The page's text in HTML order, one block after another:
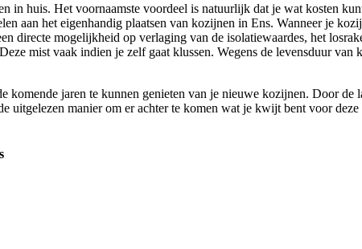
in huis. Het voornaamste voordeel is natuurlijk dat je wat kosten
aan het eigenhandig plaatsen van kozijnen in Ens. Wanneer je
directe mogelijkheid op verlaging van de isolatiewaardes, het
mist vaak indien je zelf gaat klussen. Wegens de levensduur
komende jaren te kunnen genieten van je nieuwe kozijnen. Door
uitgelezen manier om er achter te komen wat je kwijt bent voor